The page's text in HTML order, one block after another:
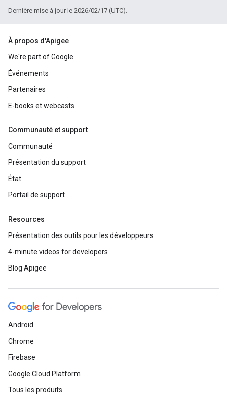
Dernière mise à jour le 2026/02/17 (UTC).
À propos d'Apigee
We're part of Google
Événements
Partenaires
E-books et webcasts
Communauté et support
Communauté
Présentation du support
État
Portail de support
Resources
Présentation des outils pour les développeurs
4-minute videos for developers
Blog Apigee
Android
Chrome
Firebase
Google Cloud Platform
Tous les produits